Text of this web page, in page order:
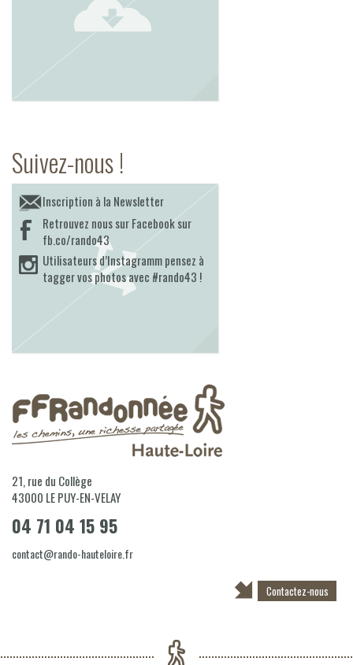
Suivez-nous !
Inscription à la Newsletter
Retrouvez nous sur Facebook sur
fb.co/rando43
Utilisateurs d’Instagramm pensez à
tagger vos photos avec #rando43 !
21, rue du Collège
43000 LE PUY-EN-VELAY
04 71 04 15 95
contact@rando-hauteloire.fr
Contactez-nous